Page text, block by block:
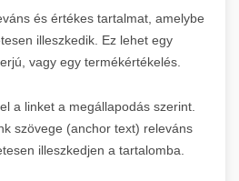
és értékes tartalmat, amelybe
illeszkedik. Ez lehet egy
vagy egy termékértékelés.
a linket a megállapodás szerint.
szövege (anchor text) releváns
illeszkedjen a tartalomba.